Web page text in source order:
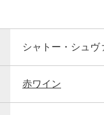
シャトー・シュヴ
赤ワイン